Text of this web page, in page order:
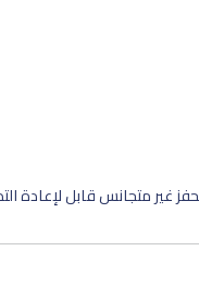
غير متجانس قابل لإعادة